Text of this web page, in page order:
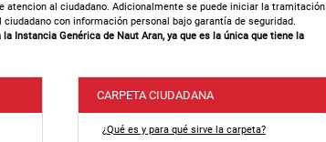
al ciudadano. Adicionalmente se puede iniciar la tramitación
con información personal bajo garantía de seguridad.
Instancia Genérica de Naut Aran, ya que es la única que tiene la
CARPETA CIUDADANA
¿Qué es y para qué sirve la carpeta?